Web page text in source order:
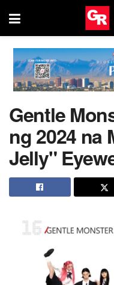
Gentle
ng 2024 na
Jelly"